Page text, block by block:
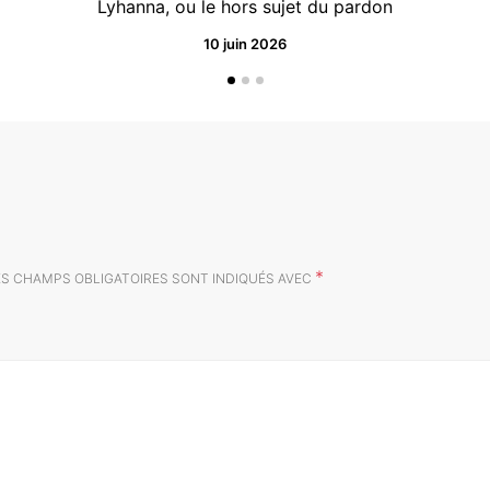
Lyhanna, ou le hors sujet du pardon
10 juin 2026
CHAMPS OBLIGATOIRES SONT INDIQUÉS AVEC *